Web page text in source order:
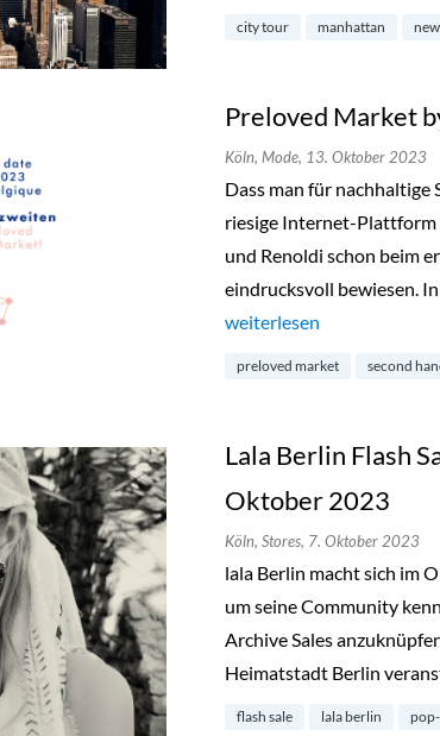
city tour manhattan
Preloved Market
Köln, Mode, 13. Oktober 2023
Dass man für
riesige Internet-Plattform
und Renoldi schon beim
eindrucksvoll bewiesen.
„Preloved Market by
weiterlesen
preloved market second
Lala Berlin Flash
Oktober 2023
Köln, Stores, 7. Oktober 2023
lala Berlin macht sich im
um seine Community
Archive Sales
Heimatstadt Berlin
flash sale lala berlin